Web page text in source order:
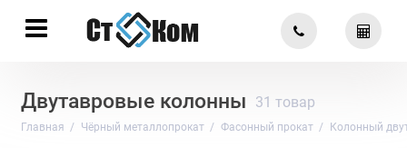
Двутавровые колонны 31 товар
Главная Чёрный металлопрокат Фасонный прокат Колонный